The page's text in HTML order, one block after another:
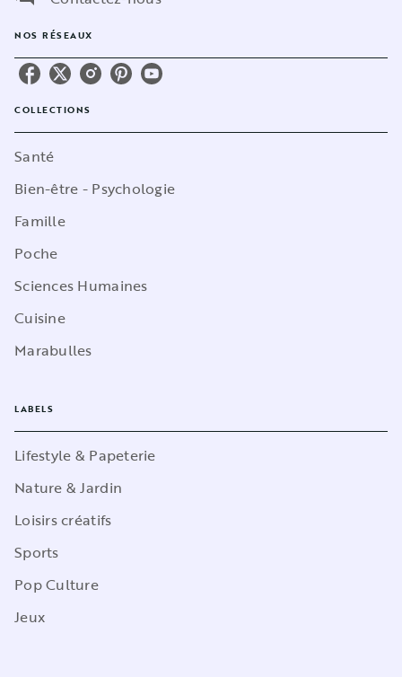
NOS RÉSEAUX
COLLECTIONS
Santé
Bien-être - Psychologie
Famille
Poche
Sciences Humaines
Cuisine
Marabulles
LABELS
Lifestyle & Papeterie
Nature & Jardin
Loisirs créatifs
Sports
Pop Culture
Jeux